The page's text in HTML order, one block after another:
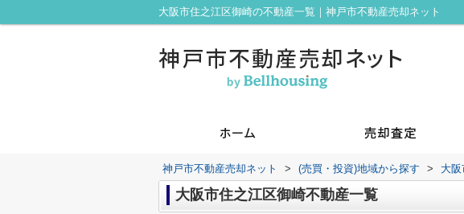
大阪市住之江区御崎の不動産一覧｜神戸市不動産売却ネット
神戸市不動産売却ネット > (売買・投資)地域から探す > 大
大阪市住之江区御崎不動産一覧